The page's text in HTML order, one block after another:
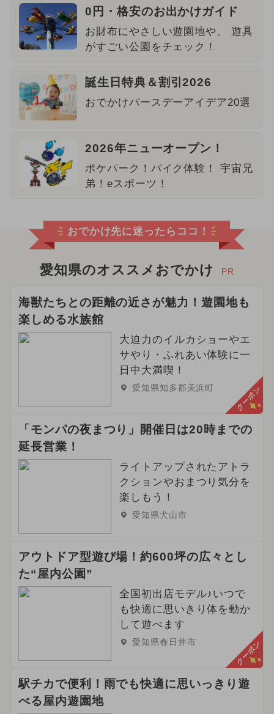
0円・格安のお出かけガイド
お財布にやさしい遊園地や、 遊具
がすごい公園をチェック！
誕生日特典＆割引2026
おでかけバースデーアイデア20選
2026年ニューオープン！
ポケパーク！バイク体験！ 宇宙兄
弟！eスポーツ！
おでかけ先に迷ったらココ！
愛知県のオススメおでかけ PR
海獣たちとの距離の近さが魅力！遊園地も
楽しめる水族館
大迫力のイルカショーやエ
サやり・ふれあい体験に一
日中大満喫！
愛知県知多郡美浜町 クーポン
「モンパの夜まつり」開催日は20時までの
延長営業！
ライトアップされたアトラ
クションやおまつり気分を
楽しもう！
愛知県犬山市
アウトドア型遊び場！約600坪の広々とし
た“屋内公園”
全国初出店モデル♪いつで
も快適に思いきり体を動か
して遊べます
愛知県春日井市 クーポン
駅チカで便利！雨でも快適に思いっきり遊
べる屋内遊園地